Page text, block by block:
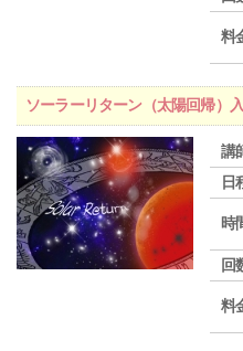
料
ソーラーリターン（太陽回帰）
講
日
時
回
料